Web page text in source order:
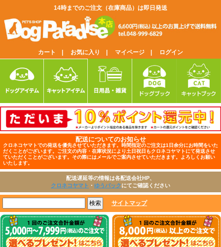
14時までのご注文（在庫商品）は即日発送
カート | お気に入り | マイページ | ログイン
配送についてのお知らせ
クロネコヤマトでの発送を優先させていただきます。時間指定のご注文は1日余分にお時間をいた
だくことがございます。ご注文の内容・在庫状況により土日祝日もクロネコヤマトにて発送させ
ていただくことがございます。その際にはメールでご案内させていただきます。よろしくお願い
いたします。
配送遅延等の情報は各配送会社HP、
クロネコヤマト ・ ゆうパックにてご確認ください
サイトマップ